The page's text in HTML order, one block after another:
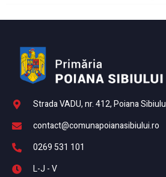
Strada VADU, nr. 412, Poiana
contact@comunapoianasibiului.ro
0269 531 101
L-J - V